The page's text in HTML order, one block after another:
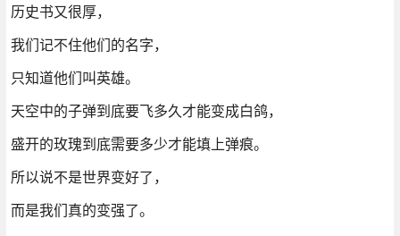
历史书又很厚，
我们记不住他们的名字，
只知道他们叫英雄。
天空中的子弹到底要飞多久才能变成白鸽，
盛开的玫瑰到底需要多少才能填上弹痕。
所以说不是世界变好了，
而是我们真的变强了。